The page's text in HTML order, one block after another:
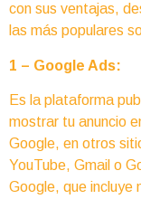
con sus ventajas,
las más populares
1 – Google Ads:
Es la plataforma
mostrar tu anuncio
Google, en otros
YouTube, Gmail o
Google, que incluye